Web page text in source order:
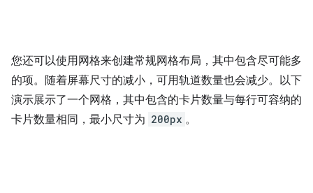
您还可以使用网格来创建常规网格布局，其中包含尽可能多
的项。随着屏幕尺寸的减小，可用轨道数量也会减少。以下
演示展示了一个网格，其中包含的卡片数量与每行可容纳的
卡片数量相同，最小尺寸为 200px 。